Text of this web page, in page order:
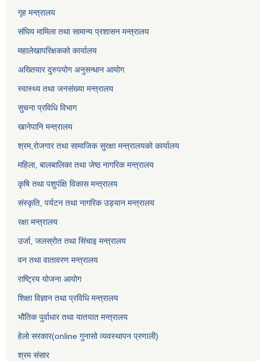
गृह मन्त्रालय
संघिय मामिला तथा सामान्य प्रशासन मन्त्रालय
महालेखापरिक्षकको कार्यालय
अख्तियार दुरुपयोग अनुसन्धान आयोग
स्वास्थ्य तथा जनसंख्या मन्त्रालय
सुचना प्रविधि विभाग
खानेपानि मन्त्रालय
श्रम,रोजगार तथा सामाजिक सुरक्षा मन्त्रालयको कार्यालय
महिला, बालबालिका तथा जेष्ठ नागरिक मन्त्रालय
कृषि तथा पशुपंक्षि विकास मन्त्रालय
संस्कृति, पर्यटन तथा नागरिक उड्‍यान मन्त्रालय
रक्षा मन्त्रालय
उर्जा, जलस्रोत तथा सिंचाइ मन्त्रालय
वन तथा वातावरण मन्त्रालय
राष्ट्रिय योजना आयोग
शिक्षा विज्ञान तथा प्रविधि मन्त्रालय
भौतिक पुर्वाधार तथा यातयात मन्त्रालय
हेलो सरकार(online गुनासो व्यवस्थापन प्रणाली)
श्रम संसार